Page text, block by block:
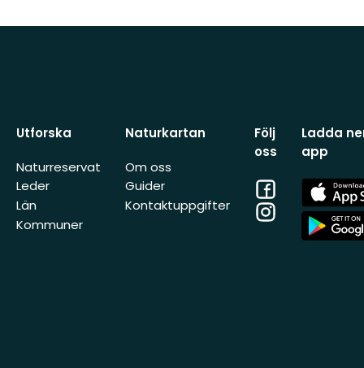
Utforska
Naturreservat
Leder
Län
Kommuner
Naturkartan
Om oss
Guider
Kontaktuppgifter
Följ
oss
Facebook
Instagram
Ladda
app
App
Store
App
Store